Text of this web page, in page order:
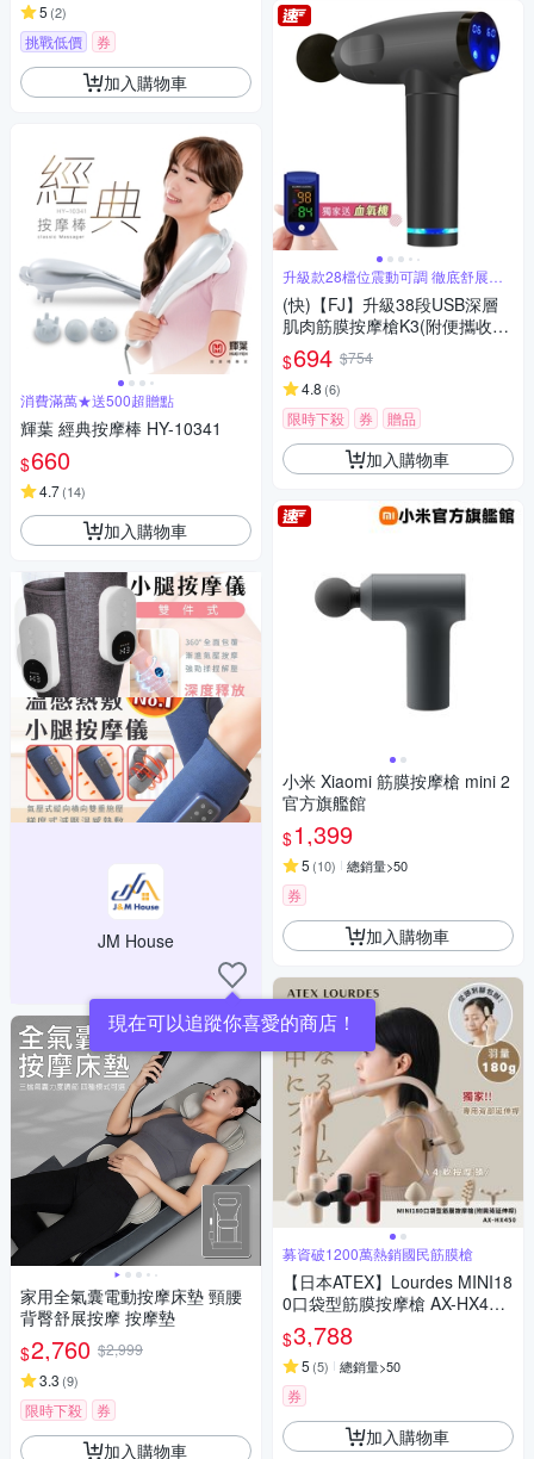
5 (2)
挑戰低價 券
加入購物車
消費滿萬★送500超贈點
輝葉 經典按摩棒 HY-10341
$660
4.7(14)
加入購物車
JM House
現在可以追蹤你喜愛的商店！
家用全氣囊電動按摩床墊 頸腰
背臀舒展按摩 按摩墊
$2,760 $2,999
3.3 (9)
限時下殺 券
加入購物車
升級款28檔位震動可調 徹底舒展肌
肉
(快)【FJ】升級38段USB深層
肌肉筋膜按摩槍K3(附便攜收納
硬包)
$694 $754
4.8 (6)
限時下殺 券 贈品
加入購物車
小米 Xiaomi 筋膜按摩槍 mini 2
官方旗艦館
$1,399
5 (10) 總銷量>50
券
加入購物車
募資破1200萬熱銷國民筋膜槍
【日本ATEX】Lourdes MINI18
0口袋型筋膜按摩槍 AX-HX450
(附肩背伸縮桿)-3色任選
$3,788
5 (5) 總銷量>50
券
加入購物車